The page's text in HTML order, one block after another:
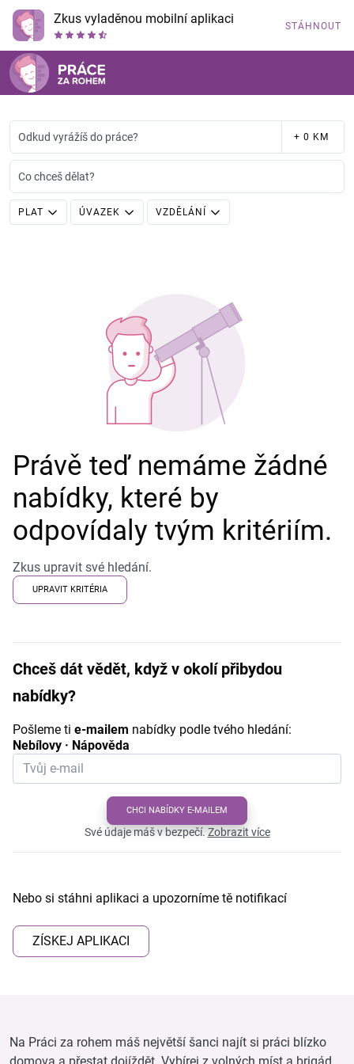
Zkus vyladěnou mobilní aplikaci STÁHNOUT
Odkud vyrážíš do práce? + 0 KM
Co chceš dělat?
PLAT ÚVAZEK VZDĚLÁNÍ
Právě teď nemáme žádné
nabídky, které by
odpovídaly tvým kritériím.
Zkus upravit své hledání.
UPRAVIT KRITÉRIA
Chceš dát vědět, když v okolí přibydou
nabídky?
Pošleme ti e-mailem nabídky podle tvého hledání:
Nebílovy · Nápověda
CHCI NABÍDKY E-MAILEM
Své údaje máš v bezpečí.Zobrazit více
Nebo si stáhni aplikaci a upozorníme tě notifikací
ZÍSKEJ APLIKACI
Na Práci za rohem máš největší šanci najít si práci blízko
domova a přestat dojíždět. Vybírej z volných míst a brigád